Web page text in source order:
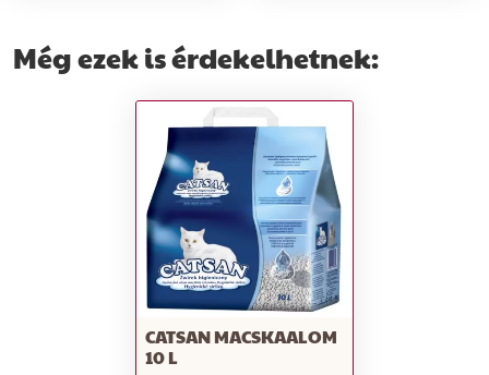
Még ezek is érdekelhetnek:
CATSAN MACSKAALOM
10 L